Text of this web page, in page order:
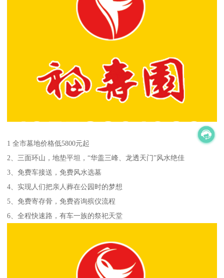
1 全市墓地价格低5800元起
2、三面环山，地垫平坦，“华盖三峰、龙透天门”风水绝佳
3、免费车接送，免费风水选墓
4、实现人们把亲人葬在公园时的梦想
5、免费寄存骨，免费咨询殡仪流程
6、全程快速路，有车一族的祭祀天堂